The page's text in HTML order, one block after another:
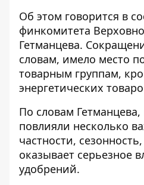
Об этом говорится в
финкомитета
Гетманцева.
словам, имело место
товарным группам,
энергетических
По словам
повлияли несколько
частности,
оказывает серьезное
удобрений.